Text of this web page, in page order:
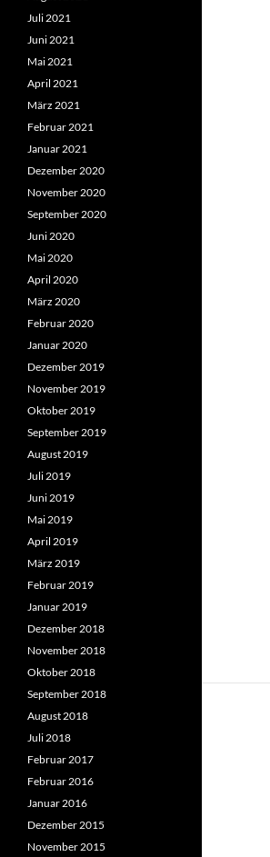
Juli 2021
Juni 2021
Mai 2021
April 2021
März 2021
Februar 2021
Januar 2021
Dezember 2020
November 2020
September 2020
Juni 2020
Mai 2020
April 2020
März 2020
Februar 2020
Januar 2020
Dezember 2019
November 2019
Oktober 2019
September 2019
August 2019
Juli 2019
Juni 2019
Mai 2019
April 2019
März 2019
Februar 2019
Januar 2019
Dezember 2018
November 2018
Oktober 2018
September 2018
August 2018
Juli 2018
Februar 2017
Februar 2016
Januar 2016
Dezember 2015
November 2015